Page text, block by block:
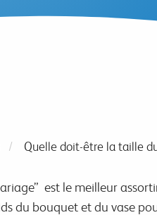
Quelle doit-être la taille
est le meilleur
du bouquet et du vase